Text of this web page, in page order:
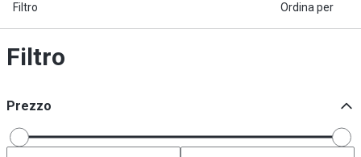
Filtro Ordina per
Filtro
Prezzo